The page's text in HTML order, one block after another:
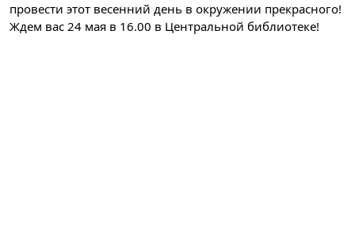
провести этот весенний день в окружении прекрасного! ⁣
Ждем вас 24 мая в 16.00 в Центральной библиотеке!